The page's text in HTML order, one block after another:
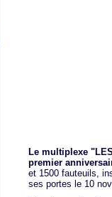
Le multiplexe
premier
et 1500 fauteuils,
ses portes le 10